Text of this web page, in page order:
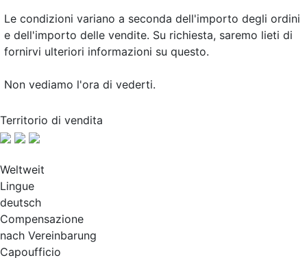
Le condizioni variano a seconda dell'importo degli ordini
e dell'importo delle vendite. Su richiesta, saremo lieti di
fornirvi ulteriori informazioni su questo.
Non vediamo l'ora di vederti.
Territorio di vendita
Weltweit
Lingue
deutsch
Compensazione
nach Vereinbarung
Capoufficio